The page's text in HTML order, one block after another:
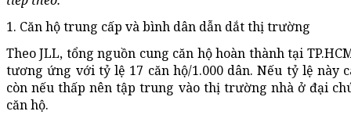
1. Căn hộ trung cấp và bình dân dẫn dắt thị trường
Theo JLL, tổng nguồn cung căn hộ hoàn thành tại
tương ứng với tỷ lệ 17 căn hộ/1.000 dân. Nếu tỷ lệ này
còn nếu thấp nên tập trung vào thị trường nhà ở đại
căn hộ.